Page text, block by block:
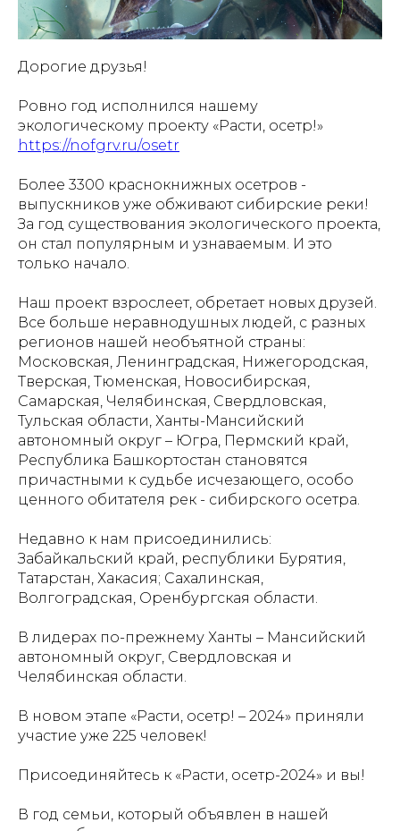
Дорогие друзья!
Ровно год исполнился нашему
экологическому проекту «Расти, осетр!»
https://nofgrv.ru/osetr
Более 3300 краснокнижных осетров -
выпускников уже обживают сибирские реки!
За год существования экологического проекта,
он стал популярным и узнаваемым. И это
только начало.
Наш проект взрослеет, обретает новых друзей.
Все больше неравнодушных людей, с разных
регионов нашей необъятной страны:
Московская, Ленинградская, Нижегородская,
Тверская, Тюменская, Новосибирская,
Самарская, Челябинская, Свердловская,
Тульская области, Ханты-Мансийский
автономный округ – Югра, Пермский край,
Республика Башкортостан становятся
причастными к судьбе исчезающего, особо
ценного обитателя рек - сибирского осетра.
Недавно к нам присоединились:
Забайкальский край, республики Бурятия,
Татарстан, Хакасия; Сахалинская,
Волгоградская, Оренбургская области.
В лидерах по-прежнему Ханты – Мансийский
автономный округ, Свердловская и
Челябинская области.
В новом этапе «Расти, осетр! – 2024» приняли
участие уже 225 человек!
Присоединяйтесь к «Расти, осетр-2024» и вы!
В год семьи, который объявлен в нашей